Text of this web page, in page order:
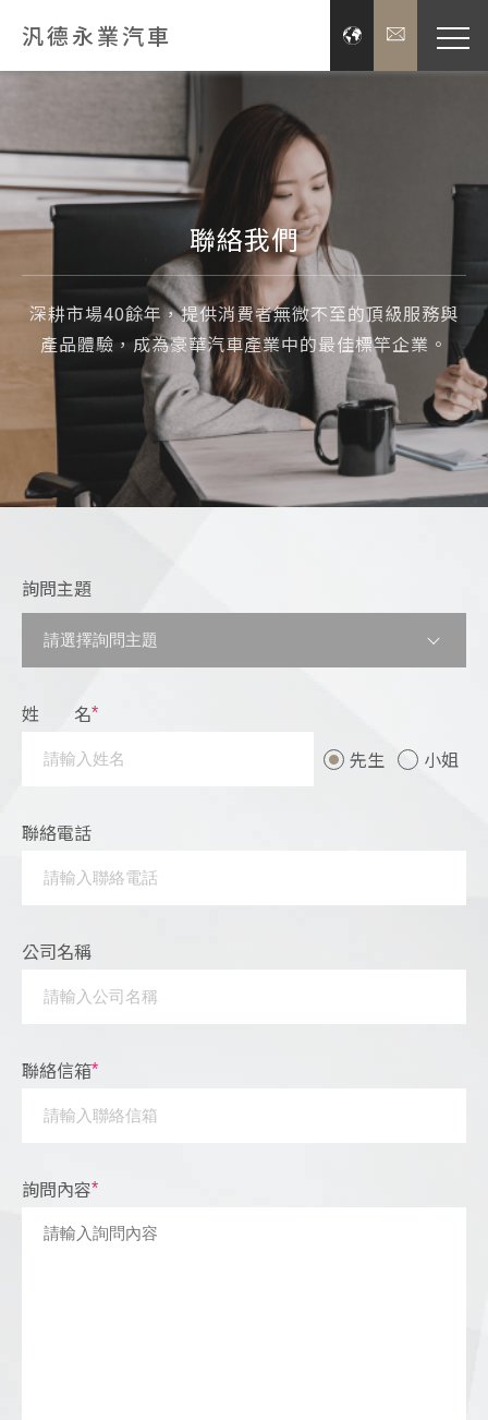
聯絡我們
深耕市場40餘年，提供消費者無微不至的頂級服務與
產品體驗，成為豪華汽車產業中的最佳標竿企業。
詢問主題
姓 名*
先生 小姐
聯絡電話
公司名稱
聯絡信箱*
詢問內容*
汎德永業汽車
新
投資
企
關於汎
菁
+886-
E-MAIL